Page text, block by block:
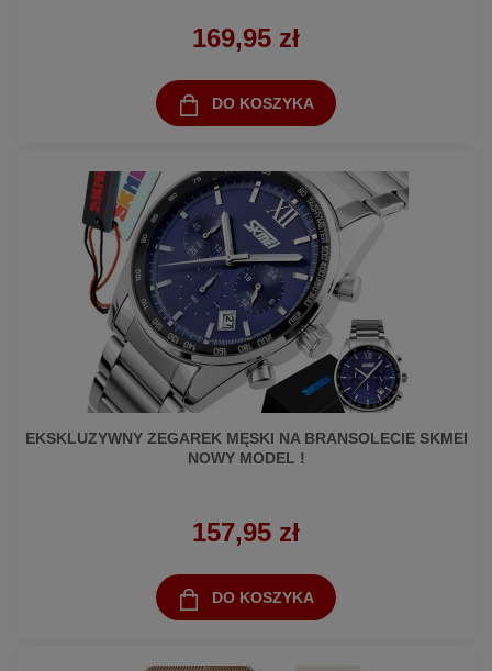
169,95 zł
DO KOSZYKA
EKSKLUZYWNY ZEGAREK MĘSKI NA BRANSOLECIE SKMEI
NOWY MODEL !
157,95 zł
DO KOSZYKA